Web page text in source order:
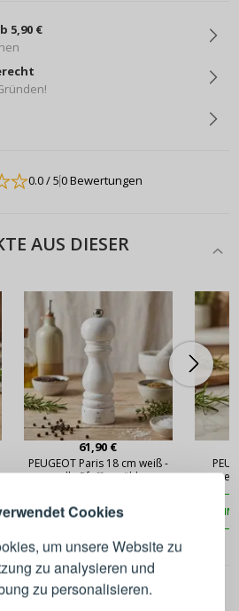
Cookies
um unsere Website zu
zu analysieren und
zu personalisieren.
5,90 €
0.0/ 50 Bewertungen
AUS DIESER
61,90 €
PEUGEOT Paris 18 cm weiß -
manuelle Pfeffermühle aus
IN DEN WARENKORB IN
REGISTRIEREN
sich bei Ihrem